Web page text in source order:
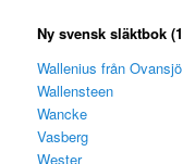
Ny svensk släktbok
Wallenius från
Wallensteen
Wancke
Vasberg
Wester